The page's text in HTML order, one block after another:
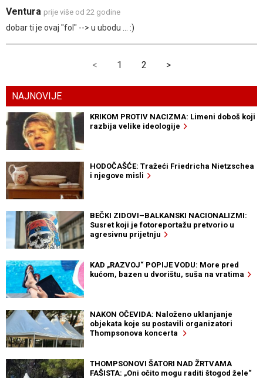
Ventura prije više od 22 godine
dobar ti je ovaj "fol" --> u ubodu ... :)
< 1 2 >
NAJNOVIJE
KRIKOM PROTIV NACIZMA: Limeni doboš koji
razbija velike ideologije
HODOČAŠĆE: Tražeći Friedricha Nietzschea
i njegove misli
BEČKI ZIDOVI–BALKANSKI NACIONALIZMI:
Susret koji je fotoreportažu pretvorio u
agresivnu prijetnju
KAD „RAZVOJ“ POPIJE VODU: More pred
kućom, bazen u dvorištu, suša na vratima
NAKON OČEVIDA: Naloženo uklanjanje
objekata koje su postavili organizatori
Thompsonova koncerta
THOMPSONOVI ŠATORI NAD ŽRTVAMA
FAŠISTA: „Oni očito mogu raditi štogod žele“